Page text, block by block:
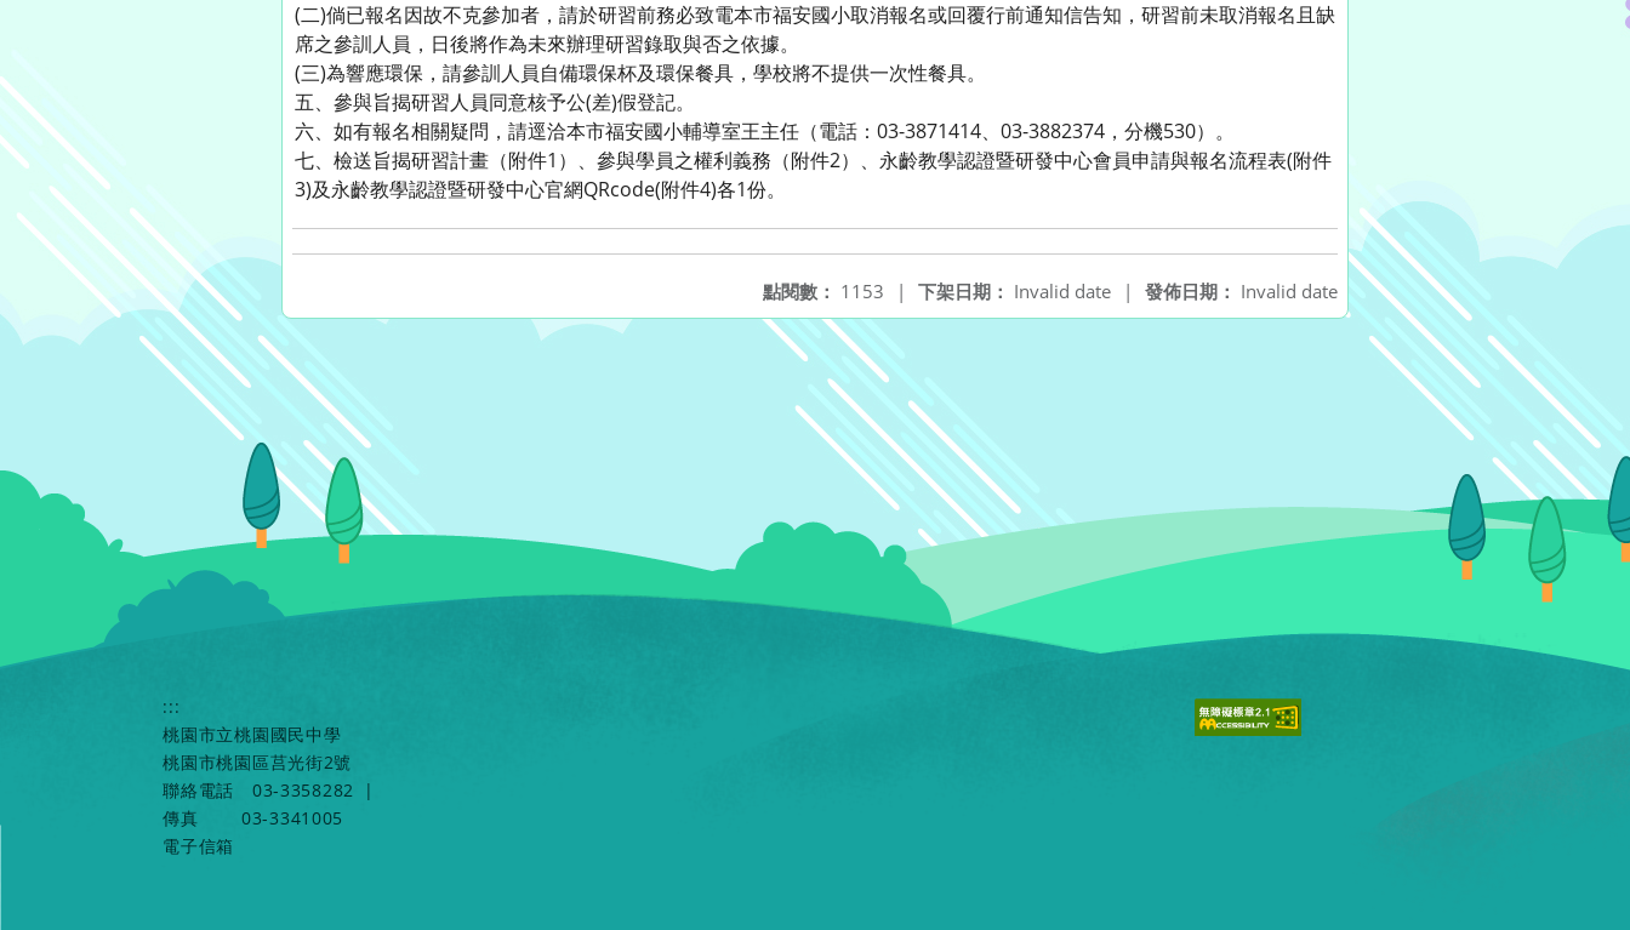
(二)倘已報名因故不克參加者，請於研習前務必致電本市福安國小取消報名或回覆行前通知信告知，研習前未取消報名且缺
席之參訓人員，日後將作為未來辦理研習錄取與否之依據。
(三)為響應環保，請參訓人員自備環保杯及環保餐具，學校將不提供一次性餐具。
五、參與旨揭研習人員同意核予公(差)假登記。
六、如有報名相關疑問，請逕洽本市福安國小輔導室王主任（電話：03-3871414、03-3882374，分機530）。
七、檢送旨揭研習計畫（附件1）、參與學員之權利義務（附件2）、永齡教學認證暨研發中心會員申請與報名流程表(附件
3)及永齡教學認證暨研發中心官網QRcode(附件4)各1份。
發佈日期： Invalid date
下架日期： Invalid date |
點閱數： 1153 |
:::
桃園市立桃園國民中學
桃園市桃園區莒光街2號
聯絡電話
03-3358282
|
傳真
03-3341005
電子信箱